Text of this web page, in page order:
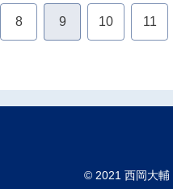
8 9 10 11
© 2021 西岡大輔